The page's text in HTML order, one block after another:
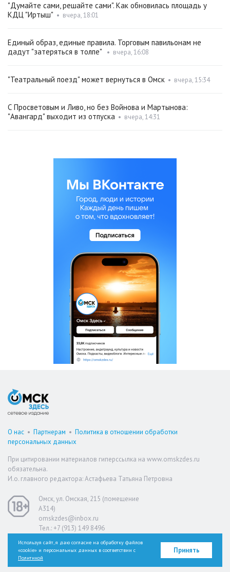
"Думайте сами, решайте сами". Как обновилась площадь у
КДЦ "Иртыш" • вчера, 18:01
Единый образ, единые правила. Торговым павильонам не
дадут "затеряться в толпе"
• вчера, 16:08
"Театральный поезд" может вернуться в Омск • вчера, 15:34
С Просветовым и Ливо, но без Войнова и Мартынова:
"Авангард" выходит из отпуска • вчера, 14:31
О нас • Партнерам • Политика в отношении обработки
персональных данных
При цитировании материалов гиперссылка на www.omskzdes.ru
обязательна.
И.о. главного редактора: Астафьева Татьяна Петровна
Омск, ул. Омская, 215 (помещение
А314)
omskzdes@inbox.ru
Тел.: +7 (913) 149 8496
Версия для слабовидящих
Используя сайт, я даю согласие на обработку файлов
«cookie» и персональных данных в соответствии с
Политикой
Принять